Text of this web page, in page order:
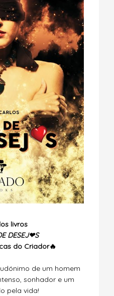
livros
DESEJ❤S
do Criador🔥
de um homem
sonhador e um
pela vida!